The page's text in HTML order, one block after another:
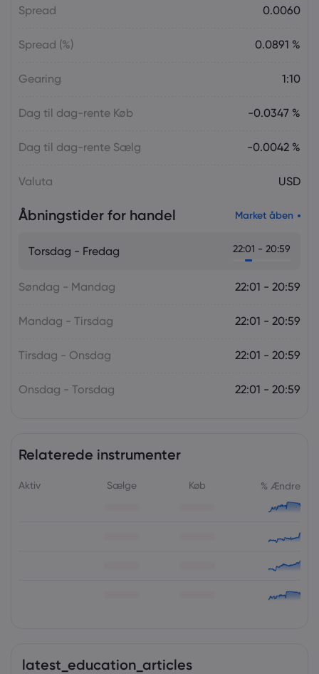
Spread 0.0060
Spread (%) 0.0891 %
Gearing 1:10
Dag til dag-rente Køb -0.0347 %
Dag til dag-rente Sælg -0.0042 %
Valuta USD
Åbningstider for handel Market åben
Torsdag - Fredag 22:01 - 20:59
Søndag - Mandag 22:01 - 20:59
Mandag - Tirsdag 22:01 - 20:59
Tirsdag - Onsdag 22:01 - 20:59
Onsdag - Torsdag 22:01 - 20:59
Relaterede instrumenter
Aktiv Sælge Køb % Ændre
latest_education_articles